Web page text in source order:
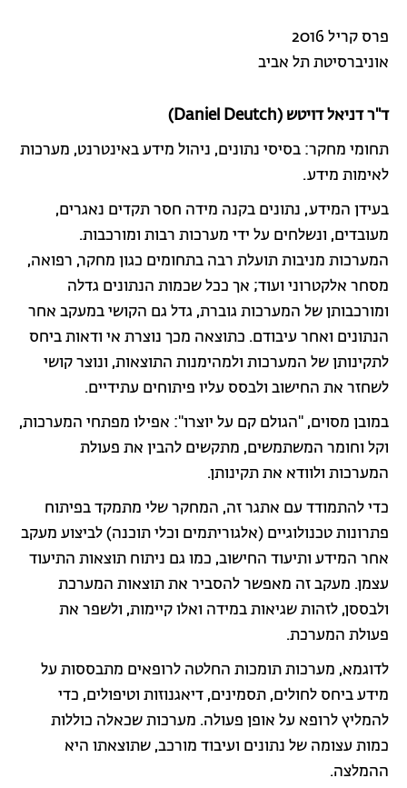
פרס קריל 2016
אוניברסיטת תל אביב
ד"ר דניאל דויטש (Daniel Deutch)
תחומי מחקר: בסיסי נתונים, ניהול מידע באינטרנט, מערכות
לאימות מידע.
בעידן המידע, נתונים בקנה מידה חסר תקדים נאגרים,
מעובדים, ונשלחים על ידי מערכות רבות ומורכבות.
המערכות מניבות תועלת רבה בתחומים כגון מחקר, רפואה,
מסחר אלקטרוני ועוד; אך ככל שכמות הנתונים גדלה
ומורכבותן של המערכות גוברת, גדל גם הקושי במעקב אחר
הנתונים ואחר עיבודם. כתוצאה מכך נוצרת אי ודאות ביחס
לתקינותן של המערכות ולמהימנות התוצאות, ונוצר קושי
לשחזר את החישוב ולבסס עליו פיתוחים עתידיים.
במובן מסוים, "הגולם קם על יוצרו": אפילו מפתחי המערכות,
וקל וחומר המשתמשים, מתקשים להבין את פעולת
המערכות ולוודא את תקינותן.
כדי להתמודד עם אתגר זה, המחקר שלי מתמקד בפיתוח
פתרונות טכנולוגיים (אלגוריתמים וכלי תוכנה) לביצוע מעקב
אחר המידע ותיעוד החישוב, כמו גם ניתוח תוצאות התיעוד
עצמן. מעקב זה מאפשר להסביר את תוצאות המערכת
ולבססן, לזהות שגיאות במידה ואלו קיימות, ולשפר את
פעולת המערכת.
לדוגמא, מערכות תומכות החלטה לרופאים מתבססות על
מידע ביחס לחולים, תסמינים, דיאגנוזות וטיפולים, כדי
להמליץ לרופא על אופן פעולה. מערכות שכאלה כוללות
כמות עצומה של נתונים ועיבוד מורכב, שתוצאתו היא
ההמלצה.